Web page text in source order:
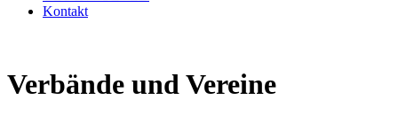
Kontakt
Verbände und Vereine